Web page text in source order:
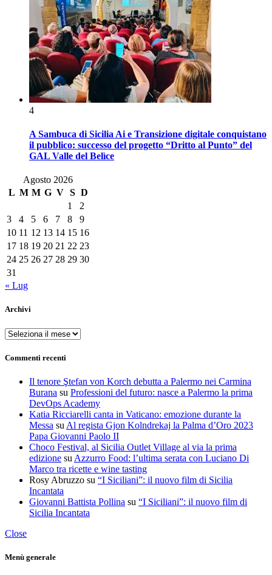
4
A Sambuca di Sicilia Ai e Transizione digitale conquistano
il pubblico: successo del progetto “Dritto al Punto” del
GAL Valle del Belìce
Agosto 2026
L M M G V S D
1
2
3
4 5 6 7 8
9
10 11 12 13 14 15 16
17 18 19 20 21 22 23
24 25 26 27 28 29 30
31
« Lug
Archivi
Archivi
Commenti recenti
Il tenore Ştefan von Korch debutta a Palermo nei Carmina
Burana su Professioni del futuro: nasce a Palermo la prima
DevOps Academy
Katia Ricciarelli canta in Vaticano: emozione durante la
Messa su Al regista Gjon Kolndrekaj la Palma d’Oro 2023
Papa Giovanni Paolo II
Choco Festival, al Sicilia Outlet Village al via la prima
edizione su Azzurro Food: l’ultima serata con Luciano Di
Marco tra ricette e wine tasting
Rosy Abruzzo su “I Siciliani”: il nuovo film di Sicilia
Incantata
Giovanni Battista Pollina su “I Siciliani”: il nuovo film di
Sicilia Incantata
Close
Menù generale